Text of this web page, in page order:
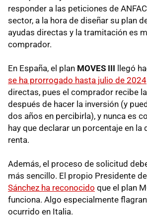
responder a las peticiones de
sector, a la hora de diseñar su plan
ayudas directas y la tramitación es
comprador.
En España, el plan MOVES III llegó
se ha prorrogado hasta julio de 2024
directas, pues el comprador recibe
después de hacer la inversión (y
dos años en percibirla), y nunca es
hay que declarar un porcentaje en la
renta.
Además, el proceso de solicitud
más sencillo. El propio Presidente
Sánchez ha reconocido que el plan
funciona. Algo especialmente
ocurrido en Italia.